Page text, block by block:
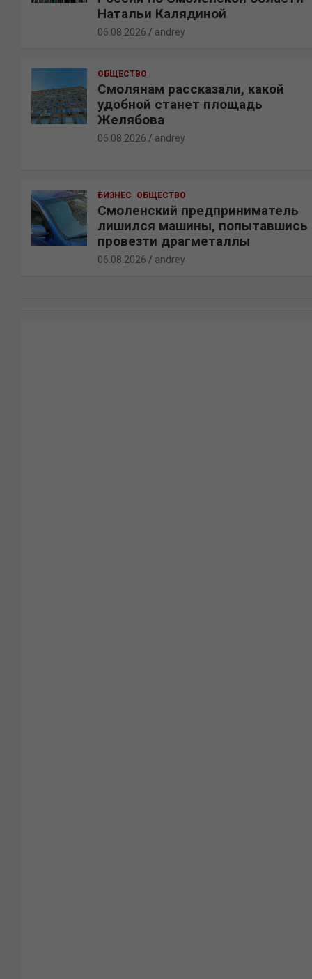
Натальи Калядиной
06.08.2026 andrey
ОБЩЕСТВО
Смолянам рассказали, какой
удобной станет площадь
Желябова
06.08.2026 andrey
БИЗНЕС ОБЩЕСТВО
Смоленский предприниматель
лишился машины, попытавшись
провезти драгметаллы
06.08.2026 andrey